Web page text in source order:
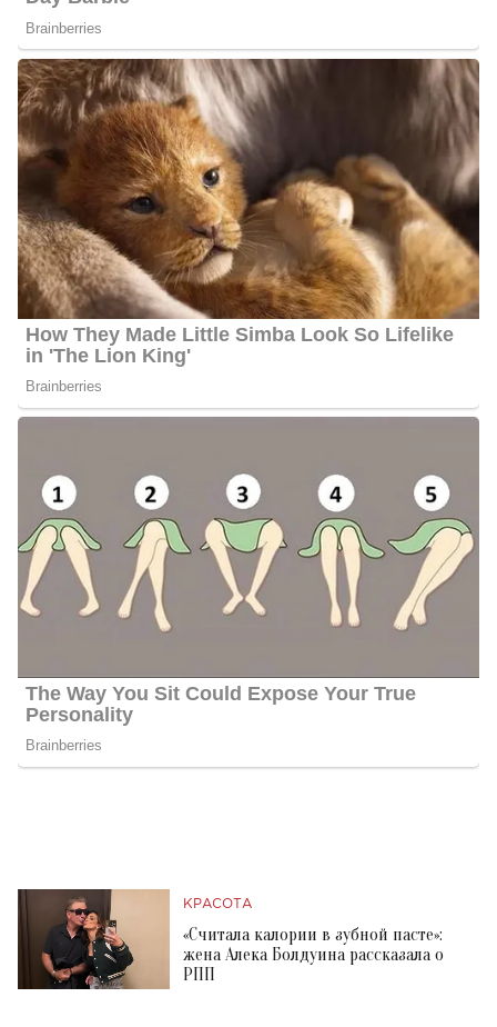
КРАСОТА
«Считала калории в зубной пасте»:
жена Алека Болдуина рассказала о
РПП